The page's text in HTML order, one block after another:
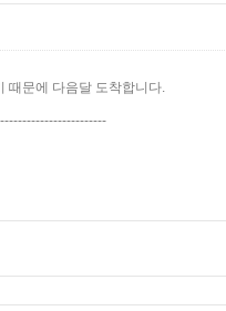
때문에 다음달 도착합니다.